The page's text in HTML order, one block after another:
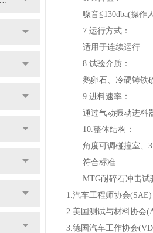
噪音≦130dba(操作
7.运行方式：
适用于连续运行
8.试验介质：
鹅卵石、冷硬铸铁
9.进料速率：
通过气动振动进料
10.整体结构：
角度可调碰撞室、3D
符合标准
MTG耐碎石冲击试
1.汽车工程师协会(SAE)
2.美国测试与材料协会
3.德国汽车工作协会